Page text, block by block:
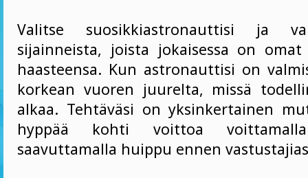
Valitse suosikkiastronauttisi ja
sijainneista, joista jokaisessa on
haasteensa. Kun astronauttisi on
korkean vuoren juurelta, missä
alkaa. Tehtäväsi on yksinkertainen
hyppää kohti voittoa
saavuttamalla huippu ennen